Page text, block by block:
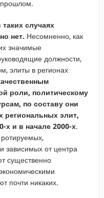
прошлом.
случаях
нет. Несомненно, как
значимые
должности,
элиты в регионах
роли, политическому
по составу они
региональных элит,
х и в начале 2000-х.
зависимых от центра
существенно
почти никаких.